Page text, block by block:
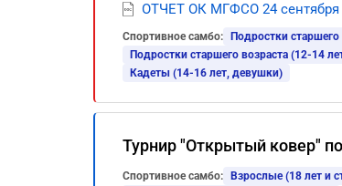
ОТЧЕТ ОК МГФСО 24 сентября
Спортивное самбо:
Подростки
Подростки старшего возраста (12-14
Кадеты (14-16 лет, девушки)
Турнир "Открытый ковер"
Спортивное самбо:
Взрослые (18 лет и